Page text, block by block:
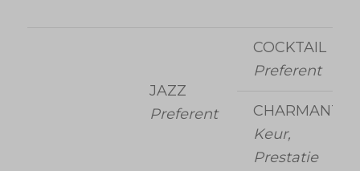
JAZZ
Preferent
COCKTAIL
Preferent
CHARMANTE
Keur,
Prestatie